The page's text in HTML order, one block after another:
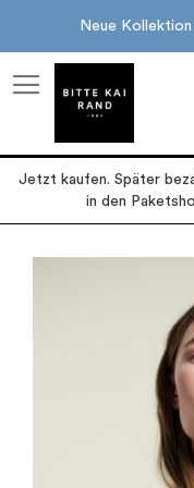
Neue
Jetzt kaufen. Später
in den